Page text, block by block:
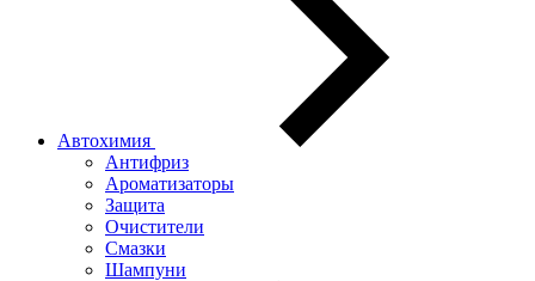
Автохимия
Антифриз
Ароматизаторы
Защита
Очистители
Смазки
Шампуни